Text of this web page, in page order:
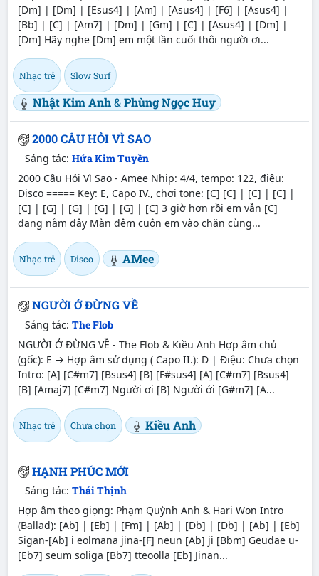
[Dm] | [Dm] | [Esus4] | [Am] | [Asus4] | [F6] | [Asus4] |
[Bb] | [C] | [Am7] | [Dm] | [Gm] | [C] | [Asus4] | [Dm] |
[Dm] Hãy nghe [Dm] em một lần cuối thôi người ơi...
Nhạc trẻ Slow Surf
Nhật Kim Anh&Phùng Ngọc Huy
2000 CÂU HỎI VÌ SAO
Sáng tác: Hứa Kim Tuyền
2000 Câu Hỏi Vì Sao - Amee Nhịp: 4/4, tempo: 122, điệu:
Disco ===== Key: E, Capo IV., chơi tone: [C] [C] | [C] | [C] |
[C] | [G] | [G] | [G] | [G] | [C] 3 giờ hơn rồi em vẫn [C]
đang nằm đây Màn đêm cuộn em vào chăn cùng...
Nhạc trẻ Disco AMee
NGƯỜI Ở ĐỪNG VỀ
Sáng tác: The Flob
NGƯỜI Ở ĐỪNG VỀ - The Flob & Kiều Anh Hợp âm chủ
(gốc): E → Hợp âm sử dụng ( Capo II.): D | Điệu: Chưa chọn
Intro: [A] [C#m7] [Bsus4] [B] [F#sus4] [A] [C#m7] [Bsus4]
[B] [Amaj7] [C#m7] Người ơi [B] Người ới [G#m7] [A...
Nhạc trẻ Chưa chọn Kiều Anh
HẠNH PHÚC MỚI
Sáng tác: Thái Thịnh
Hợp âm theo giọng: Phạm Quỳnh Anh & Hari Won Intro
(Ballad): [Ab] | [Eb] | [Fm] | [Ab] | [Db] | [Db] | [Ab] | [Eb]
Sigan-[Ab] i eolmana jina-[F] neun [Ab] ji [Bbm] Geudae u-
[Eb7] seum soliga [Bb7] tteoolla [Eb] Jinan...